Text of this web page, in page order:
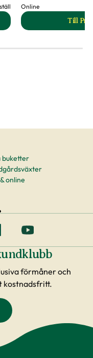
Online
Till
buketter
online
förmåner och
kostnadsfritt.